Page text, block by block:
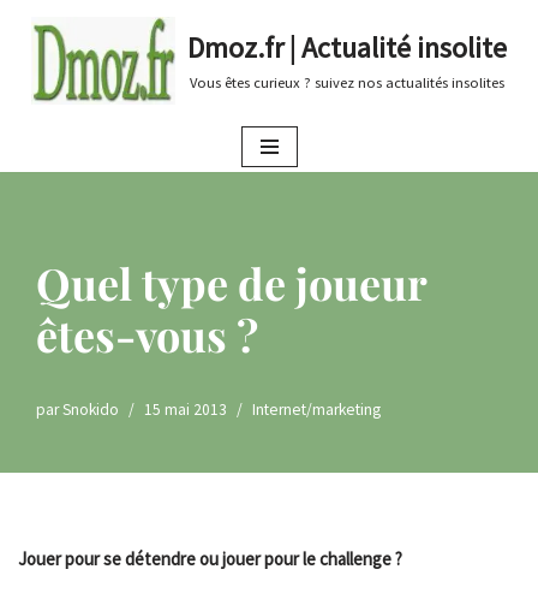
au
Dmoz.fr | Actualité insolite
Vous êtes curieux ? suivez nos actualités insolites
Quel type de joueur
êtes-vous ?
parSnokido 15 mai 2013 Internet/marketing
Jouer pour se détendre ou jouer pour le challenge ?